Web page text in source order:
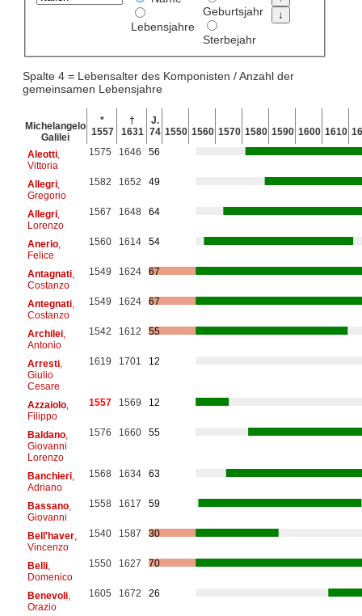
Lebensjahre
Geburtsjahr
Sterbejahr
Spalte 4 = Lebensalter des Komponisten / Anzahl der
gemeinsamen Lebensjahre
Michelangelo
Galilei
*
1557
†
1631
J.
74 1550 1560 1570 1580 1590 1600 1610
Aleotti,
Vittoria
1575 1646 56
Allegri,
Gregorio
1582 1652 49
Allegri,
Lorenzo
1567 1648 64
Anerio,
Felice
1560 1614 54
Antagnati,
Costanzo
1549 1624 67
Antegnati,
Costanzo
1549 1624 67
Archilei,
Antonio
1542 1612 55
Arresti,
Giulio
Cesare
1619 1701 12
Azzaiolo,
Filippo
1557 1569 12
Baldano,
Giovanni
Lorenzo
1576 1660 55
Banchieri,
Adriano
1568 1634 63
Bassano,
Giovanni
1558 1617 59
Bell'haver,
Vincenzo
1540 1587 30
Belli,
Domenico
1550 1627 70
Benevoli,
Orazio
1605 1672 26